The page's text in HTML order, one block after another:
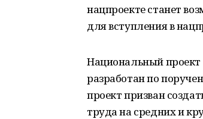
нацпроекте станет
для вступления в
Национальный проект
разработан по
проект призван
труда на средних и